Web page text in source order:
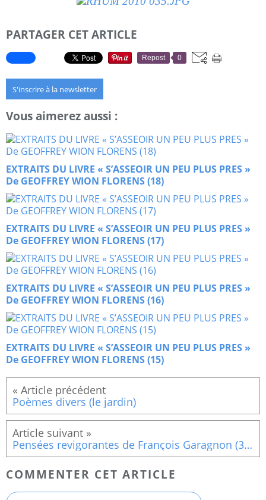
PARTAGER CET ARTICLE
Repost 0
S'inscrire à la newsletter
Vous aimerez aussi :
EXTRAITS DU LIVRE « S’ASSEOIR UN PEU PLUS PRES »
De GEOFFREY WION FLORENS (18)
EXTRAITS DU LIVRE « S’ASSEOIR UN PEU PLUS PRES »
De GEOFFREY WION FLORENS (17)
EXTRAITS DU LIVRE « S’ASSEOIR UN PEU PLUS PRES »
De GEOFFREY WION FLORENS (16)
EXTRAITS DU LIVRE « S’ASSEOIR UN PEU PLUS PRES »
De GEOFFREY WION FLORENS (15)
Poèmes divers (le jardin)
Pensées revigorantes de François Garagnon (308)
COMMENTER CET ARTICLE